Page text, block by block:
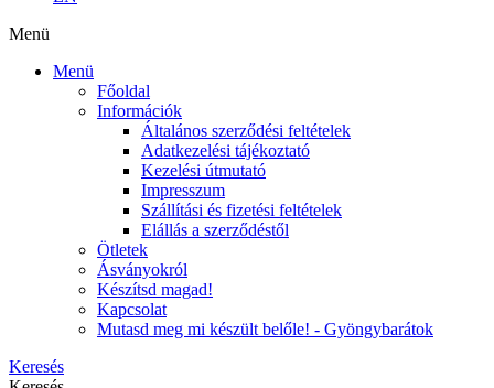
Menü
Menü
Főoldal
Információk
Általános szerződési feltételek
Adatkezelési tájékoztató
Kezelési útmutató
Impresszum
Szállítási és fizetési feltételek
Elállás a szerződéstől
Ötletek
Ásványokról
Készítsd magad!
Kapcsolat
Mutasd meg mi készült belőle! - Gyöngybarátok
Keresés